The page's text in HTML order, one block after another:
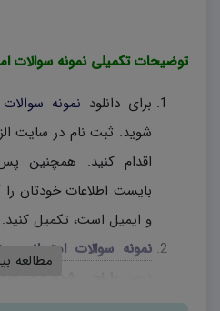
توضیحات تکمیلی نمونه سوالات
برای دانلود نمونه سوالات
شوید. ثبت نام در سایت
اقدام کنید. همچنین
بایست اطلاعات خودتان
و ایمیل است، تکمیل کنید.
نمونه سوالات امتحانی
،
مطالعه